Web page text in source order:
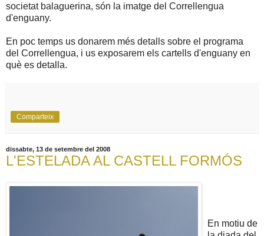
societat balaguerina, són la imatge del Correllengua
d'enguany.
En poc temps us donarem més detalls sobre el programa
del Correllengua, i us exposarem els cartells d'enguany en
què es detalla.
Comparteix
dissabte, 13 de setembre del 2008
L'ESTELADA AL CASTELL FORMÓS
En motiu de